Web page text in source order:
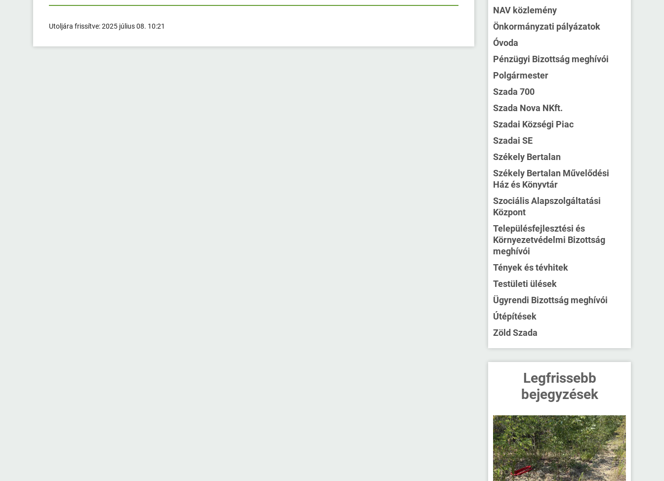
Utoljára frissítve:2025 július 08. 10:21
NAV közlemény
Önkormányzati pályázatok
Óvoda
Pénzügyi Bizottság meghívói
Polgármester
Szada 700
Szada Nova NKft.
Szadai Községi Piac
Szadai SE
Székely Bertalan
Székely Bertalan Művelődési
Ház és Könyvtár
Szociális Alapszolgáltatási
Központ
Településfejlesztési és
Környezetvédelmi Bizottság
meghívói
Tények és tévhitek
Testületi ülések
Ügyrendi Bizottság meghívói
Útépítések
Zöld Szada
Legfrissebb
bejegyzések